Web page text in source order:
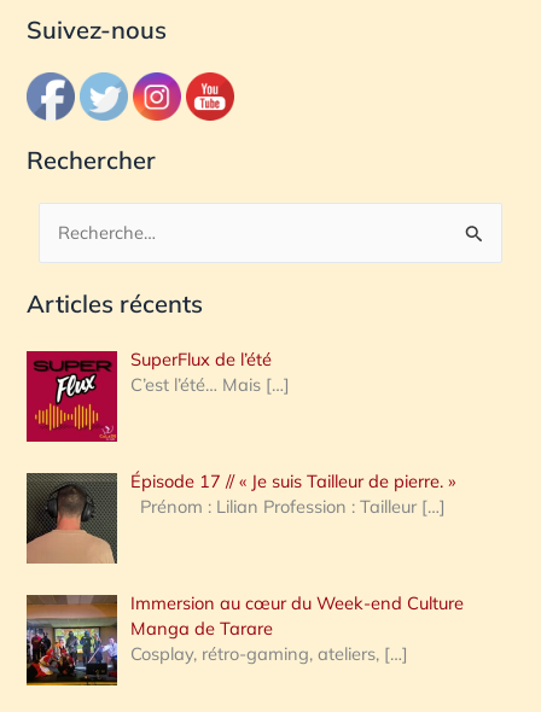
Suivez-nous
Rechercher
c
e
r
c
h
e
:
Articles récents
SuperFlux de l’été
C’est l’été… Mais […]
Épisode 17 // « Je suis Tailleur de pierre. »
Prénom : Lilian Profession : Tailleur […]
Immersion au cœur du Week-end Culture
Manga de Tarare
Cosplay, rétro-gaming, ateliers, […]